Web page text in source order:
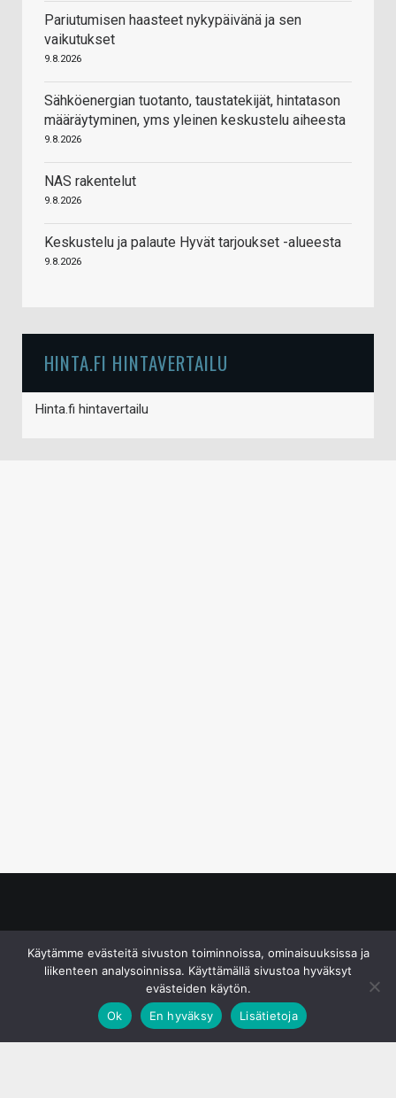
Pariutumisen haasteet nykypäivänä ja sen
vaikutukset
9.8.2026
Sähköenergian tuotanto, taustatekijät, hintatason
määräytyminen, yms yleinen keskustelu aiheesta
9.8.2026
NAS rakentelut
9.8.2026
Keskustelu ja palaute Hyvät tarjoukset -alueesta
9.8.2026
HINTA.FI HINTAVERTAILU
Hinta.fi hintavertailu
Käytämme evästeitä sivuston toiminnoissa, ominaisuuksissa ja
liikenteen analysoinnissa. Käyttämällä sivustoa hyväksyt
evästeiden käytön.
Ok
En hyväksy Lisätietoja